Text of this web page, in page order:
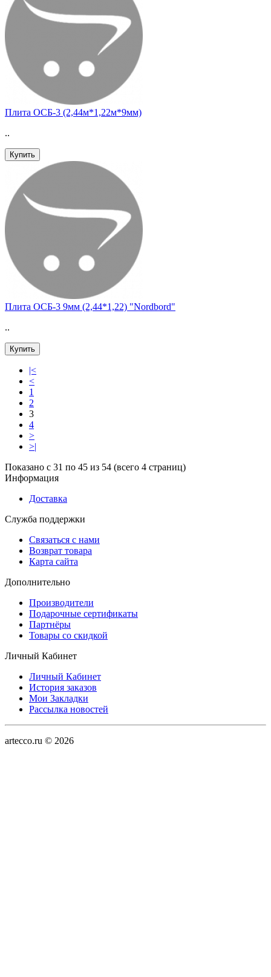
Плита ОСБ-3 (2,44м*1,22м*9мм)
..
Купить
Плита ОСБ-3 9мм (2,44*1,22) "Nordbord"
..
Купить
|<
<
1
2
3
4
>
>|
Показано с 31 по 45 из 54 (всего 4 страниц)
Информация
Доставка
Служба поддержки
Связаться с нами
Возврат товара
Карта сайта
Дополнительно
Производители
Подарочные сертификаты
Партнёры
Товары со скидкой
Личный Кабинет
Личный Кабинет
История заказов
Мои Закладки
Рассылка новостей
artecco.ru © 2026